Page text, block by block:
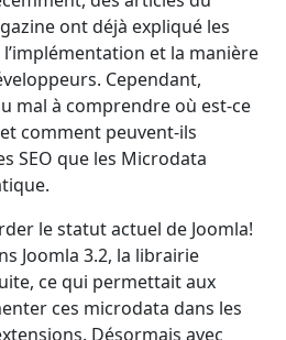
ont déjà expliqué les
et la manière
Cependant,
mal à comprendre où est-ce
comment peuvent-ils
SEO que les Microdata
le statut actuel de Joomla!
Joomla 3.2, la librairie
ce qui permettait aux
ces microdata dans les
Désormais avec